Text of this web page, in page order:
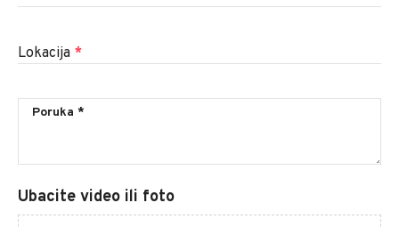
Lokacija *
Ubacite video ili foto